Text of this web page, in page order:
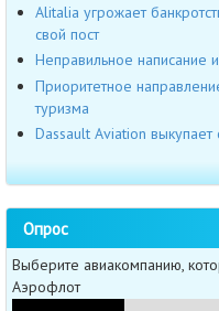
Alitalia угрожает
свой пост
Неправильное написание
Приоритетное
туризма
Dassault Aviation выкупает
Опрос
Выберите авиакомпанию,
Аэрофлот